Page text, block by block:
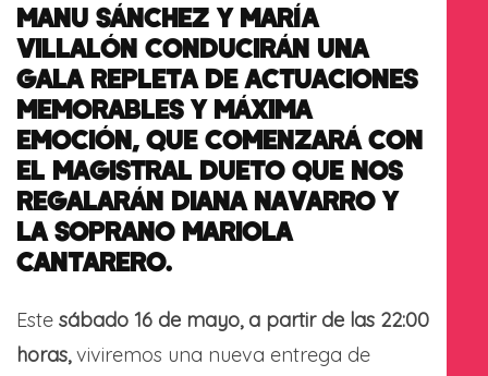
MANU SÁNCHEZ Y MARÍA
VILLALÓN CONDUCIRÁN UNA
GALA REPLETA DE ACTUACIONES
MEMORABLES Y MÁXIMA
EMOCIÓN, QUE COMENZARÁ CON
EL MAGISTRAL DUETO QUE NOS
REGALARÁN DIANA NAVARRO Y
LA SOPRANO MARIOLA
CANTARERO.
Este sábado 16 de mayo, a partir de las 22:00
horas,viviremos una nueva entrega de